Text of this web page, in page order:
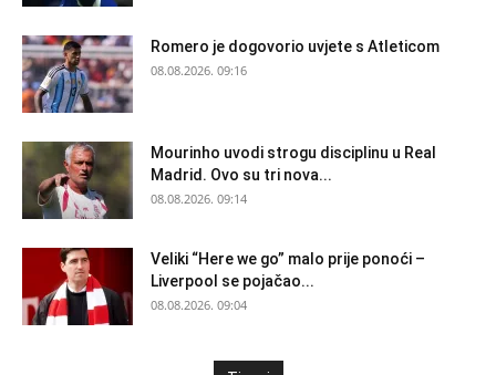
Romero je dogovorio uvjete s Atleticom
08.08.2026. 09:16
Mourinho uvodi strogu disciplinu u Real
Madrid. Ovo su tri nova...
08.08.2026. 09:14
Veliki “Here we go” malo prije ponoći –
Liverpool se pojačao...
08.08.2026. 09:04